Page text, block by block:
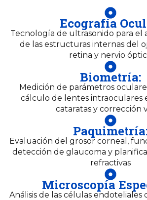
Ecografía
Tecnología de ultrasonido para el
de las estructuras internas del
retina y nervio
Biometría:
Medición de parámetros
cálculo de lentes intraoculares
cataratas y corrección
Evaluación del grosor corneal,
detección de glaucoma y
refractivas
Microscopía
Análisis de las células endoteliales